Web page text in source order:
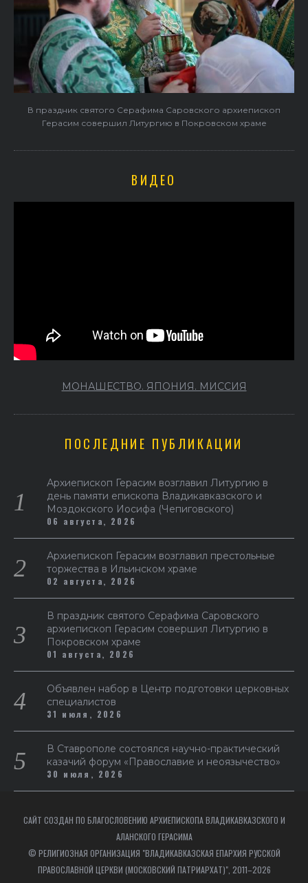
В праздник святого Серафима Саровского архиепископ
Герасим совершил Литургию в Покровском храме
ВИДЕО
МОНАШЕСТВО. ЯПОНИЯ. МИССИЯ
ПОСЛЕДНИЕ ПУБЛИКАЦИИ
Архиепископ Герасим возглавил Литургию в
день памяти епископа Владикавказского и
Моздокского Иосифа (Чепиговского)
06 августа, 2026
Архиепископ Герасим возглавил престольные
торжества в Ильинском храме
02 августа, 2026
В праздник святого Серафима Саровского
архиепископ Герасим совершил Литургию в
Покровском храме
01 августа, 2026
Объявлен набор в Центр подготовки церковных
специалистов
31 июля, 2026
В Ставрополе состоялся научно-практический
казачий форум «Православие и неоязычество»
30 июля, 2026
САЙТ СОЗДАН ПО БЛАГОСЛОВЕНИЮ АРХИЕПИСКОПА ВЛАДИКАВКАЗСКОГО И
АЛАНСКОГО ГЕРАСИМА
© РЕЛИГИОЗНАЯ ОРГАНИЗАЦИЯ "ВЛАДИКАВКАЗСКАЯ ЕПАРХИЯ РУССКОЙ
ПРАВОСЛАВНОЙ ЦЕРКВИ (МОСКОВСКИЙ ПАТРИАРХАТ)", 2011–2026